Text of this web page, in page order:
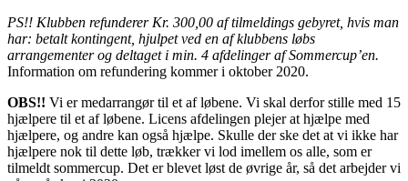
PS!! Klubben refunderer Kr. 300,00 af tilmeldings gebyret, hvis man
har: betalt kontingent, hjulpet ved en af klubbens løbs
arrangementer og deltaget i min. 4 afdelinger af Sommercup’en.
Information om refundering kommer i oktober 2020.
OBS!! Vi er medarrangør til et af løbene. Vi skal derfor stille med 15
hjælpere til et af løbene. Licens afdelingen plejer at hjælpe med
hjælpere, og andre kan også hjælpe. Skulle der ske det at vi ikke har
hjælpere nok til dette løb, trækker vi lod imellem os alle, som er
tilmeldt sommercup. Det er blevet løst de øvrige år, så det arbejder vi